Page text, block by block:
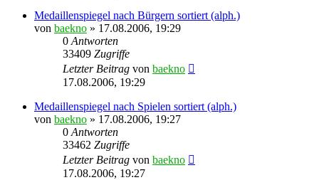
Medaillenspiegel nach Bürgern sortiert (alph.)
von baekno » 17.08.2006, 19:29
0 Antworten
33409 Zugriffe
Letzter Beitrag von baekno
17.08.2006, 19:29
Medaillenspiegel nach Spielen sortiert (alph.)
von baekno » 17.08.2006, 19:27
0 Antworten
33462 Zugriffe
Letzter Beitrag von baekno
17.08.2006, 19:27